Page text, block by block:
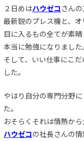
２日めはハウゼコ さんの
最新鋭のプレス機と、オ
目に入るもの全てが素晴
本当に勉強になりました
そして、いい仕事にこ
した。
やはり自分の専門分野
た。
おそらくそれは情熱から
ハウゼコの社長さんの